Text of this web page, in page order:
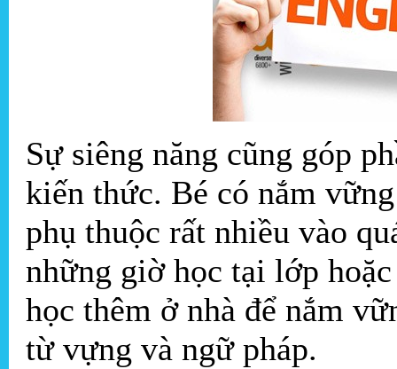
Sự siêng năng cũng góp
kiến thức. Bé có nắm
phụ thuộc rất nhiều vào
những giờ học tại lớp
học thêm ở nhà để nắm
từ vựng và ngữ pháp.